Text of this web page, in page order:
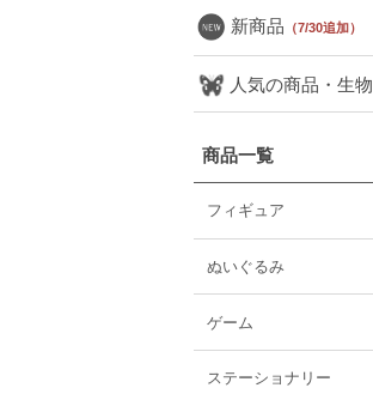
新商品 （7/30追加）
人気の商品・生物
商品一覧
フィギュア
ぬいぐるみ
ゲーム
ステーショナリー